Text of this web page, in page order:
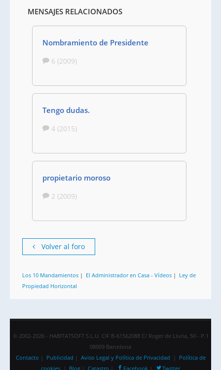
MENSAJES RELACIONADOS
Nombramiento de Presidente
6 (2009)
Tengo dudas.
4 (2015)
propietario moroso
2 (2009)
Volver al foro
Los 10 Mandamientos | El Administrador en Casa - Vídeos | Ley de
Propiedad Horizontal
© 2002-2026 - HABITATSOFT S.L.U. CIF B-61562088 C/ Roger de Lluria, 50 - P.1
08009 Barcelona
Contacto
Publicidad Aviso Legal y Política de Privacidad
Política de
cookies
Blog Catastro Facebook Twitter